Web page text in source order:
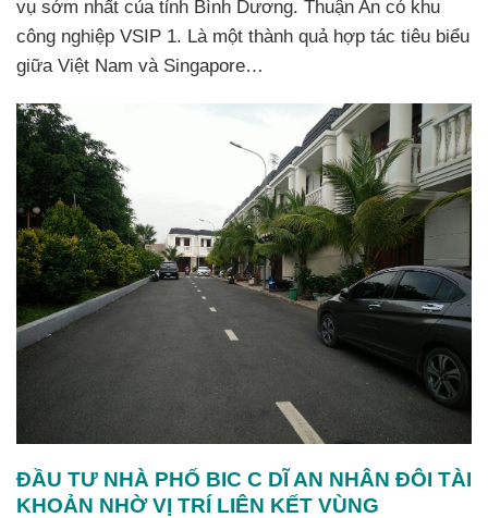
vụ sớm nhất của tỉnh Bình Dương. Thuận An có khu
công nghiệp VSIP 1. Là một thành quả hợp tác tiêu biểu
giữa Việt Nam và Singapore…
ĐẦU TƯ NHÀ PHỐ BIC C DĨ AN NHÂN ĐÔI TÀI
KHOẢN NHỜ VỊ TRÍ LIÊN KẾT VÙNG